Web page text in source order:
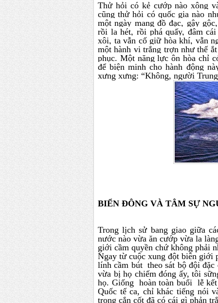
Thử hỏi có kẻ cướp nào xông
cũng thử hỏi có quốc gia nào
một ngày mang đồ đạc, gậy
rồi la hét, rồi phá quấy, đâm
xôi, ta vẫn cố giữ hòa khí, vẫn
một hành vi trắng trợn như thế
phục. Một năng lực ôn hòa chỉ
để biện minh cho hành động
xưng xưng: “Không, người
BIỂN ĐÔNG VÀ TÂM SỰ
Trong lịch sử bang giao giữa
nước nào vừa ăn cướp vừa la
giới cầm quyền chứ không phải
Ngay từ cuộc xung đột biên giới
lính cầm bút theo sát bộ đội
vừa bị họ chiếm đóng ấy, tôi
họ. Giống hoàn toàn buổi lễ kết
Quốc tế ca, chỉ khác tiếng nói
trong cắn cốt đã có cái gì phản